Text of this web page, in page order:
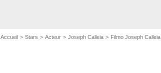
Accueil Stars Acteur Joseph Calleia Filmo Joseph Calleia